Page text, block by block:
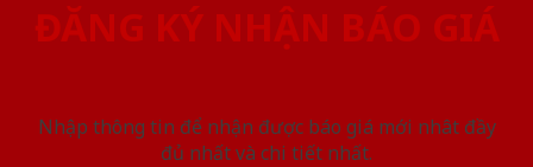
ĐĂNG KÝ NHẬN BÁO GIÁ
Nhập thông tin để nhận được báo giá mới nhât đầy
đủ nhất và chi tiết nhất.